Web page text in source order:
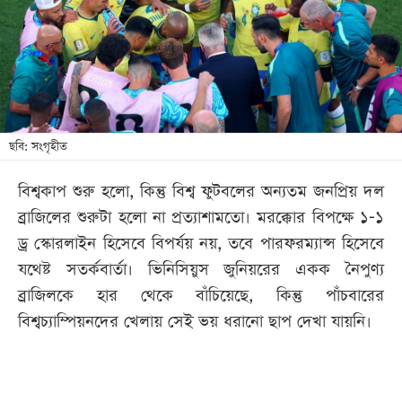
খেলা
বিনোদন
লাইফ
স্টাইল
শিক্ষা
সব
বিভাগ
ছবি
ছবি: সংগৃহীত
বিশ্বকাপ শুরু হলো, কিন্তু বিশ্ব ফুটবলের অন্যতম জনপ্রিয় দল
ব্রাজিলের শুরুটা হলো না প্রত্যাশামতো। মরক্কোর বিপক্ষে ১-১
ড্র স্কোরলাইন হিসেবে বিপর্যয় নয়, তবে পারফরম্যান্স হিসেবে
যথেষ্ট সতর্কবার্তা। ভিনিসিয়ুস জুনিয়রের একক নৈপুণ্য
ব্রাজিলকে হার থেকে বাঁচিয়েছে, কিন্তু পাঁচবারের
বিশ্বচ্যাম্পিয়নদের খেলায় সেই ভয় ধরানো ছাপ দেখা যায়নি।